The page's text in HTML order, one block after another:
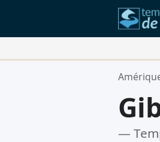
Vos
—